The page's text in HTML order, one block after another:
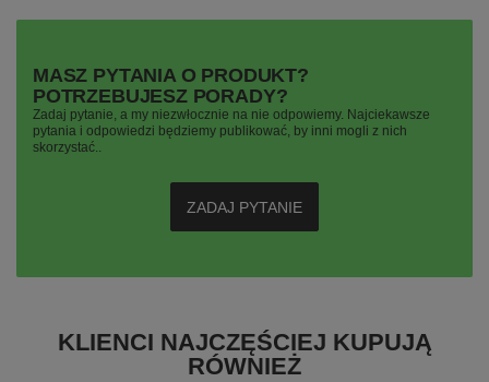
MASZ PYTANIA O PRODUKT?
POTRZEBUJESZ PORADY?
Zadaj pytanie, a my niezwłocznie na nie odpowiemy. Najciekawsze
pytania i odpowiedzi będziemy publikować, by inni mogli z nich
skorzystać..
ZADAJ PYTANIE
KLIENCI NAJCZĘŚCIEJ KUPUJĄ
RÓWNIEŻ